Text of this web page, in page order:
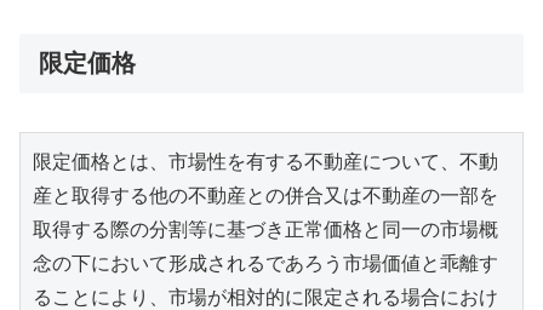
限定価格
限定価格とは、市場性を有する不動産について、不動
産と取得する他の不動産との併合又は不動産の一部を
取得する際の分割等に基づき正常価格と同一の市場概
念の下において形成されるであろう市場価値と乖離す
ることにより、市場が相対的に限定される場合におけ